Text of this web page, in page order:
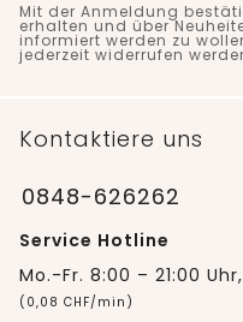
Mit der Anmeldung
erhalten und über
informiert werden zu
jederzeit widerrufen
Kontaktiere uns
0848-626262
Service Hotline
Mo.-Fr. 8:00 – 21:00
(0,08 CHF/min)